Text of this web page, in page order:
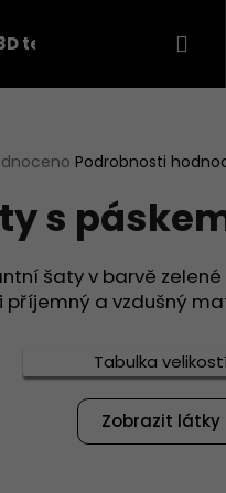
teplákovina
Podrobnosti
s
šaty v barvě
příjemný a vzdušný
Tabulka
Zobrazit látky